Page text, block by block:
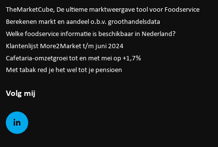
TheMarketCube, De ultieme marktweergave tool voor Foodservice
Berekenen markt en aandeel o.b.v. groothandelsdata
Welke foodservice informatie is beschikbaar in Nederland?
Klantenlijst More2Market t/m juni 2024
Cafetaria-omzetgroei tot en met mei op +1,7%
Met tabak red je het wel tot je pensioen
Volg mij